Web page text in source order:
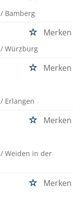
/ Bamberg
Merken
/ Würzburg
Merken
/ Erlangen
Merken
/ Weiden in der
Merken